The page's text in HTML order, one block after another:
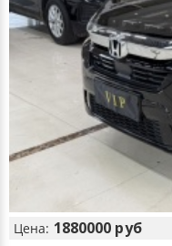
Цена: 1880000 руб